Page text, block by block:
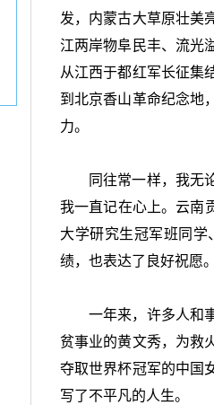
发，内蒙古大草原壮美
江两岸物阜民丰、流光
从江西于都红军长征集
到北京香山革命纪念地
力。
同往常一样，我无
我一直记在心上。云南
大学研究生冠军班同
绩，也表达了良好祝愿
一年来，许多人和
贫事业的黄文秀，为救
夺取世界杯冠军的中国
写了不平凡的人生。